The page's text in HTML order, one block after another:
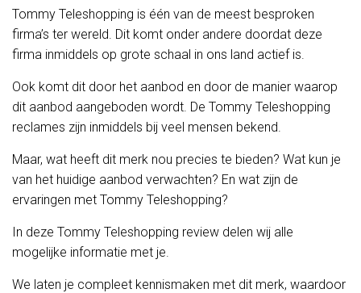
Tommy Teleshopping is één van de meest besproken
firma’s ter wereld. Dit komt onder andere doordat deze
firma inmiddels op grote schaal in ons land actief is.
Ook komt dit door het aanbod en door de manier waarop
dit aanbod aangeboden wordt. De Tommy Teleshopping
reclames zijn inmiddels bij veel mensen bekend.
Maar, wat heeft dit merk nou precies te bieden? Wat kun je
van het huidige aanbod verwachten? En wat zijn de
ervaringen met Tommy Teleshopping?
In deze Tommy Teleshopping review delen wij alle
mogelijke informatie met je.
We laten je compleet kennismaken met dit merk, waardoor